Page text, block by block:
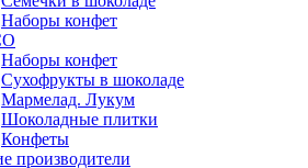
Наборы конфет
Наборы конфет
Сухофрукты в шоколаде
Мармелад. Лукум
Шоколадные плитки
Конфеты
производители